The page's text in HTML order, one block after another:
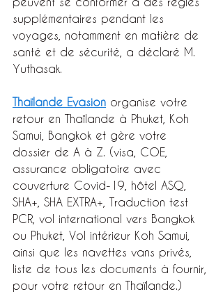
supplémentaires pendant les
voyages, notamment en matière de
santé et de sécurité, a déclaré M.
Yuthasak.
Thaïlande Evasion organise votre
retour en Thaïlande à Phuket, Koh
Samui, Bangkok et gère votre
dossier de A à Z. (visa, COE,
assurance obligatoire avec
couverture Covid-19, hôtel ASQ,
SHA+, SHA EXTRA+, Traduction test
PCR, vol international vers Bangkok
ou Phuket, Vol intérieur Koh Samui,
ainsi que les navettes vans privés,
liste de tous les documents à fournir,
pour votre retour en Thaïlande.)